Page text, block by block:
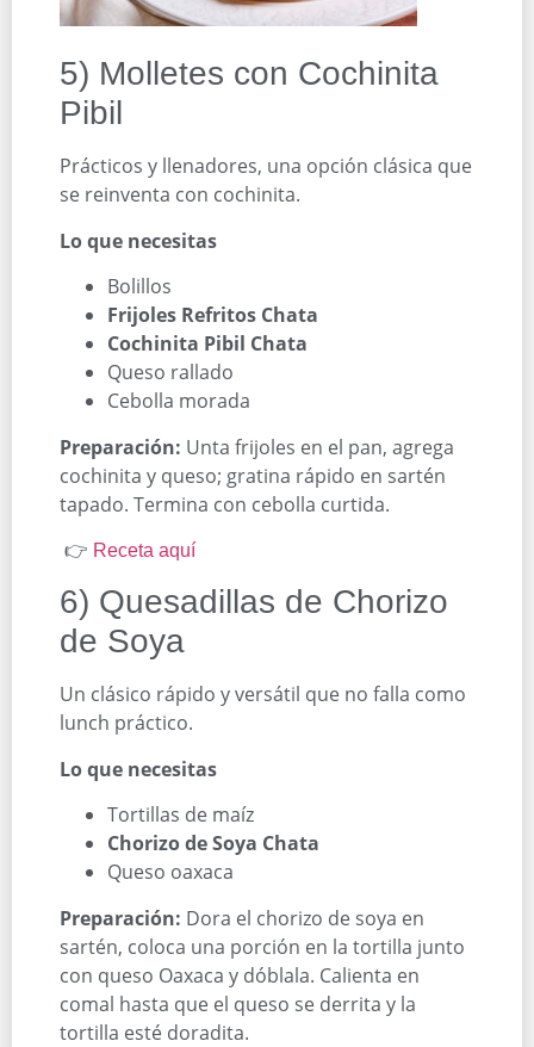
5) Molletes con Cochinita
Pibil
Prácticos y llenadores, una opción clásica que
se reinventa con cochinita.
Lo que necesitas
Bolillos
Frijoles Refritos Chata
Cochinita Pibil Chata
Queso rallado
Cebolla morada
Preparación: Unta frijoles en el pan, agrega
cochinita y queso; gratina rápido en sartén
tapado. Termina con cebolla curtida.
👉 Receta aquí
6) Quesadillas de Chorizo
de Soya
Un clásico rápido y versátil que no falla como
lunch práctico.
Lo que necesitas
Tortillas de maíz
Chorizo de Soya Chata
Queso oaxaca
Preparación: Dora el chorizo de soya en
sartén, coloca una porción en la tortilla junto
con queso Oaxaca y dóblala. Calienta en
comal hasta que el queso se derrita y la
tortilla esté doradita.